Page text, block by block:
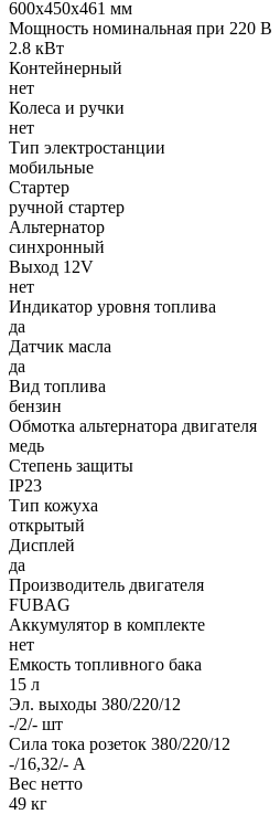
600х450х461 мм
Мощность номинальная при 220 В
2.8 кВт
Контейнерный
нет
Колеса и ручки
нет
Тип электростанции
мобильные
Стартер
ручной стартер
Альтернатор
синхронный
Выход 12V
нет
Индикатор уровня топлива
да
Датчик масла
да
Вид топлива
бензин
Обмотка альтернатора двигателя
медь
Степень защиты
IP23
Тип кожуха
открытый
Дисплей
да
Производитель двигателя
FUBAG
Аккумулятор в комплекте
нет
Емкость топливного бака
15 л
Эл. выходы 380/220/12
-/2/- шт
Сила тока розеток 380/220/12
-/16,32/- А
Вес нетто
49 кг